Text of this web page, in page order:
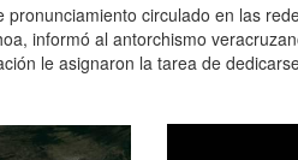
circulado en las
informó al antorchismo
le asignaron la tarea de